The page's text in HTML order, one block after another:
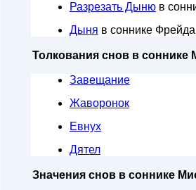
Разрезать Дынюв
Дыня в соннике Фрейда
Толкования снов в соннике
Завещание
Жаворонок
Евнух
Дятел
Значения снов в соннике